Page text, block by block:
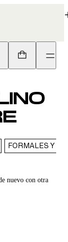
FORMALES Y
nuevo con otra